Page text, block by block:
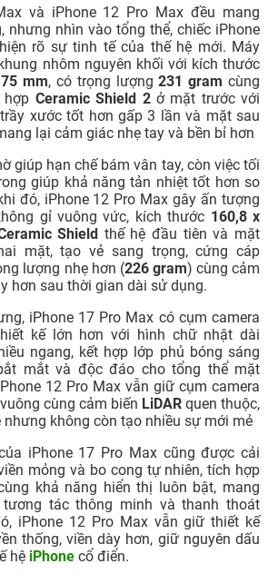
và iPhone 12 Pro Max đều mang
nhưng nhìn vào tổng thể, chiếc iPhone
rõ sự tinh tế của thế hệ mới. Máy
nhôm nguyên khối với kích thước
mm, có trọng lượng231 gram cùng
hợp Ceramic Shield 2ở mặt trước với
xước tốt hơn gấp 3 lần và mặt sau
lại cảm giác nhẹ tay và bền bỉ hơn
giúp hạn chế bám vân tay, còn việc tối
giúp khả năng tản nhiệt tốt hơn so
đó, iPhone 12 Pro Max gây ấn tượng
gỉ vuông vức, kích thước 160,8 x
Shield thế hệ đầu tiên và mặt
mặt, tạo vẻ sang trọng, cứng cáp
lượng nhẹ hơn (226 gram) cùng cảm
hơn sau thời gian dài sử dụng.
iPhone 17 Pro Max có cụm camera
kế lớn hơn với hình chữ nhật dài
ngang, kết hợp lớp phủ bóng sáng
mắt và độc đáo cho tổng thể mặt
12 Pro Max vẫn giữ cụm camera
cùng cảm biến LiDAR quen thuộc,
không còn tạo nhiều sự mới mẻ
iPhone 17 Pro Max cũng được cải
mỏng và bo cong tự nhiên, tích hợp
khả năng hiển thị luôn bật, mang
tác thông minh và thanh thoát
iPhone 12 Pro Max vẫn giữ thiết kế
thống, viền dày hơn, giữ nguyên dấu
hệ iPhone cổ điển.